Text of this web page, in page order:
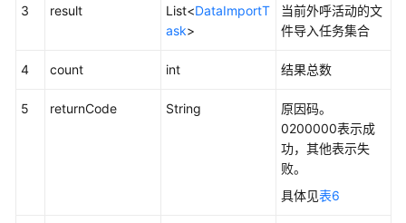
活
的
3 result List<DataImportT
ask>
当前外呼活动的文
件导入任务集合
4 count int 结果总数
5 returnCode String
原因码。
0200000表示成
功，其他表示失
败。
具体见表6